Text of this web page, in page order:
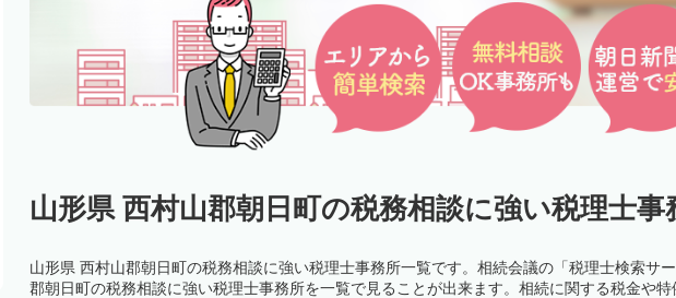
山形県 西村山郡朝日町の税務相談に強い税理士事
山形県 西村山郡朝日町の税務相談に強い税理士事務所一覧です。相続会議の「税理士検索サ
郡朝日町の税務相談に強い税理士事務所を一覧で見ることが出来ます。相続に関する税金や